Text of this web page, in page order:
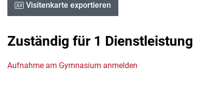
Visitenkarte exportieren
Zuständig für 1 Dienstleistung
Aufnahme am Gymnasium anmelden